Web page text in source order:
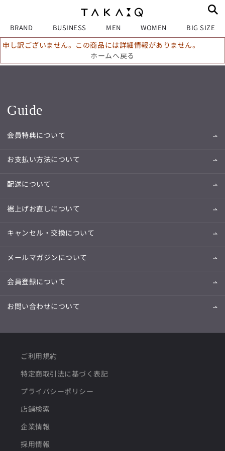
BRAND BUSINESS MEN WOMEN BIG SIZE
申し訳ございません。この商品には詳細情報がありません。
ホームへ戻る
Guide
会員特典について
お支払い方法について
配送について
裾上げお直しについて
キャンセル・交換について
メールマガジンについて
会員登録について
お問い合わせについて
ご利用規約
特定商取引法に基づく表記
プライバシーポリシー
店舗検索
企業情報
採用情報